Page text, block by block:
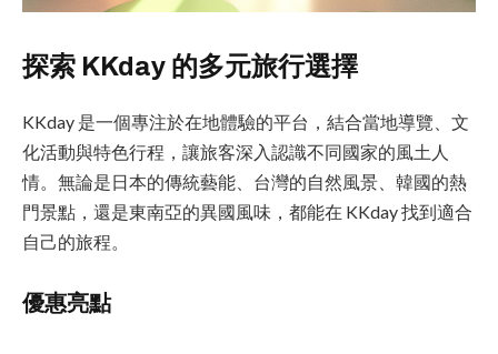
探索 KKday 的多元旅行選擇
KKday 是一個專注於在地體驗的平台，結合當地導覽、文
化活動與特色行程，讓旅客深入認識不同國家的風土人
情。無論是日本的傳統藝能、台灣的自然風景、韓國的熱
門景點，還是東南亞的異國風味，都能在 KKday 找到適合
自己的旅程。
優惠亮點